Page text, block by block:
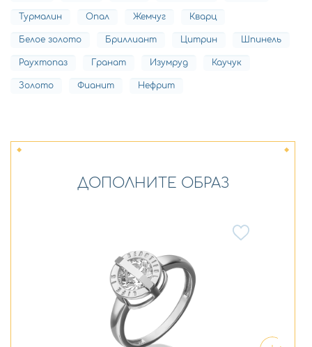
Турмалин Опал Жемчуг Кварц
Белое золото Бриллиант Цитрин Шпинель
Раухтопаз Гранат Изумруд Каучук
Золото Фианит Нефрит
ДОПОЛНИТЕ ОБРАЗ